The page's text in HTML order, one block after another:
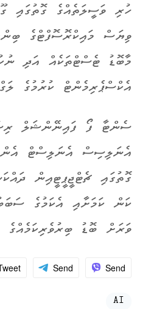
ހުރި ވަސީލަތެއްގެ ގޮތުގައި
ވިޔަސް މައިކްރޮސޮފްޓްގެ
މާބޮޑު ޓެސްޓްތަކެއް އަދި
އެކްސްޕެރިމެންޓް ކުރުމުގެ
ސެންޓާ ފޯ ފައިނޭންޝަލް
އެނަލިސިސް އެނަލިސްޓް
ގޮތުގައި ޗެޓްޖީޕީޓީއިން
ކަން ކަމަށާއި އެކަމުގެ
ވަރަށް ބޮޑު ބިރުވެރިކަމެއްގެ
Send Send
AI